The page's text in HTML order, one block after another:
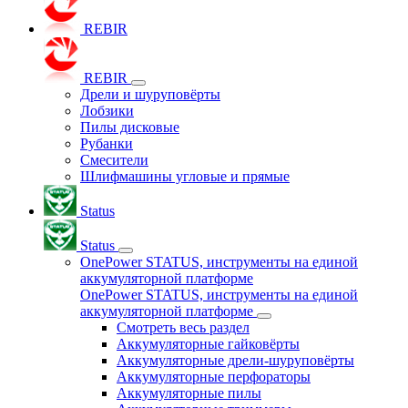
REBIR
REBIR
Дрели и шуруповёрты
Лобзики
Пилы дисковые
Рубанки
Смесители
Шлифмашины угловые и прямые
Status
Status
OnePower STATUS, инструменты на единой
аккумуляторной платформе
OnePower STATUS, инструменты на единой
аккумуляторной платформе
Смотреть весь раздел
Аккумуляторные гайковёрты
Аккумуляторные дрели-шуруповёрты
Аккумуляторные перфораторы
Аккумуляторные пилы